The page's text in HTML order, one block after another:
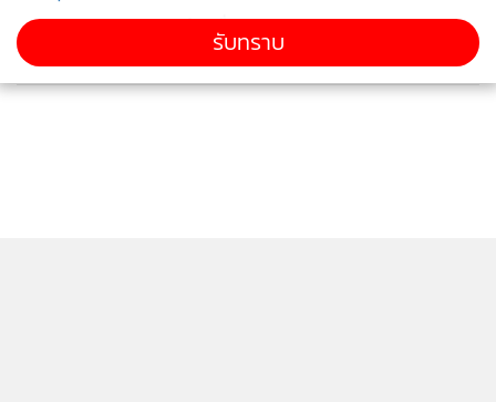
ข่าวอื่นในหมวด
รับทราบ